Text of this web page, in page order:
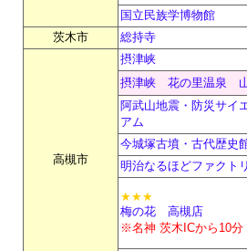
国立民族学博物館
茨木市
総持寺
高槻市
摂津峡
摂津峡 花の里温泉
阿武山地震・防災サイ
アム
今城塚古墳・古代歴史
明治なるほどファクト
★★★
梅の花 高槻店
※名神 茨木ICから10分